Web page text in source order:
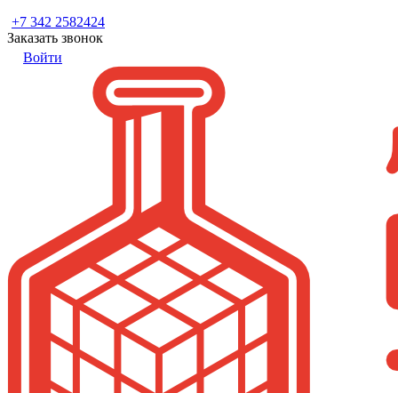
+7 342 2582424
Заказать звонок
Войти